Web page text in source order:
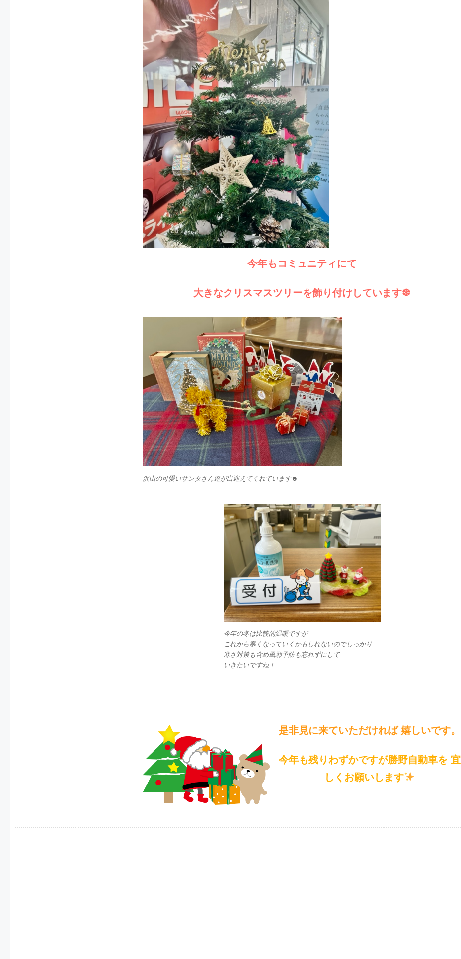
今年もコミュニティにて
大きなクリスマスツリーを飾り付けしています❆
沢山の可愛いサンタさん達が出迎えてくれています☻
今年の冬は比較的温暖ですが
これから寒くなっていくかもしれないのでしっかり
寒さ対策も含め風邪予防も忘れずにして
いきたいですね！
是非見に来ていただければ 嬉しいです。
今年も残りわずかですが勝野自動車を 宜
しくお願いします